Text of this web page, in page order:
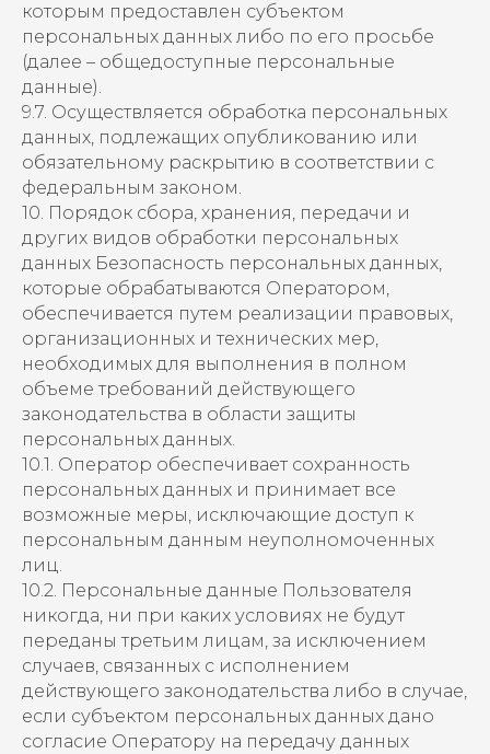
которым предоставлен субъектом
персональных данных либо по его просьбе
(далее – общедоступные персональные
данные).
9.7. Осуществляется обработка персональных
данных, подлежащих опубликованию или
обязательному раскрытию в соответствии с
федеральным законом.
10. Порядок сбора, хранения, передачи и
других видов обработки персональных
данных Безопасность персональных данных,
которые обрабатываются Оператором,
обеспечивается путем реализации правовых,
организационных и технических мер,
необходимых для выполнения в полном
объеме требований действующего
законодательства в области защиты
персональных данных.
10.1. Оператор обеспечивает сохранность
персональных данных и принимает все
возможные меры, исключающие доступ к
персональным данным неуполномоченных
лиц.
10.2. Персональные данные Пользователя
никогда, ни при каких условиях не будут
переданы третьим лицам, за исключением
случаев, связанных с исполнением
действующего законодательства либо в случае,
если субъектом персональных данных дано
согласие Оператору на передачу данных